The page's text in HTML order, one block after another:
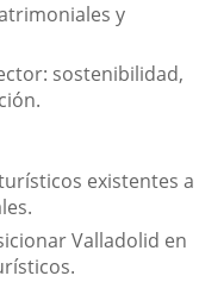
y
sostenibilidad,
existentes a
Valladolid en